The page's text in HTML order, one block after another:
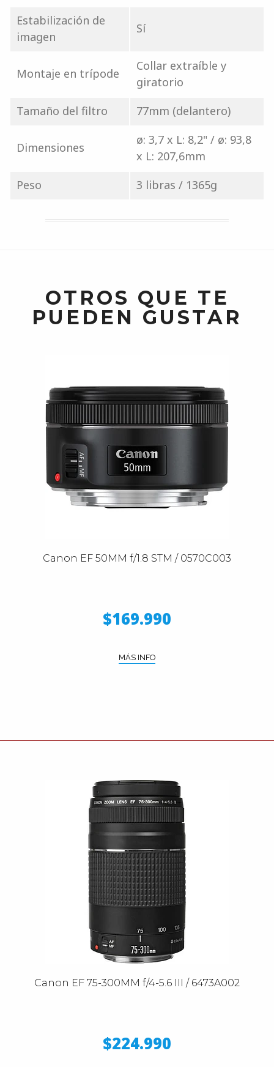
Estabilización de
imagen
Sí
Montaje en trípode
Collar extraíble y
giratorio
Tamaño del filtro
77mm (delantero)
Dimensiones
ø: 3,7 x L: 8,2" / ø: 93,8
x L: 207,6mm
Peso
3 libras / 1365g
OTROS QUE TE
PUEDEN GUSTAR
Canon EF 50MM f/1.8 STM / 0570C003
$169.990
MÁS INFO
Canon EF 75-300MM f/4-5.6 III / 6473A002
$224.990